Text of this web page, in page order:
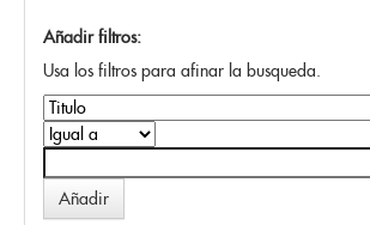
Añadir filtros:
Usa los filtros para afinar la busqueda.